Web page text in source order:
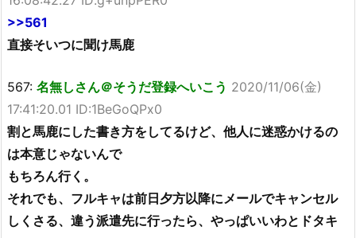
>>561
直接そいつに聞け馬鹿
567: 名無しさん＠そうだ登録へいこう 2020/11/06(金)
17:41:20.01 ID:1BeGoQPx0
割と馬鹿にした書き方をしてるけど、他人に迷惑かけるの
は本意じゃないんで
もちろん行く。
それでも、フルキャは前日夕方以降にメールでキャンセル
しくさる、違う派遣先に行ったら、やっぱいいわとドタキ